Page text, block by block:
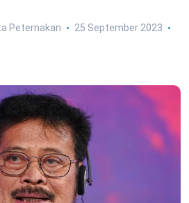
Peternakan 25 September 2023